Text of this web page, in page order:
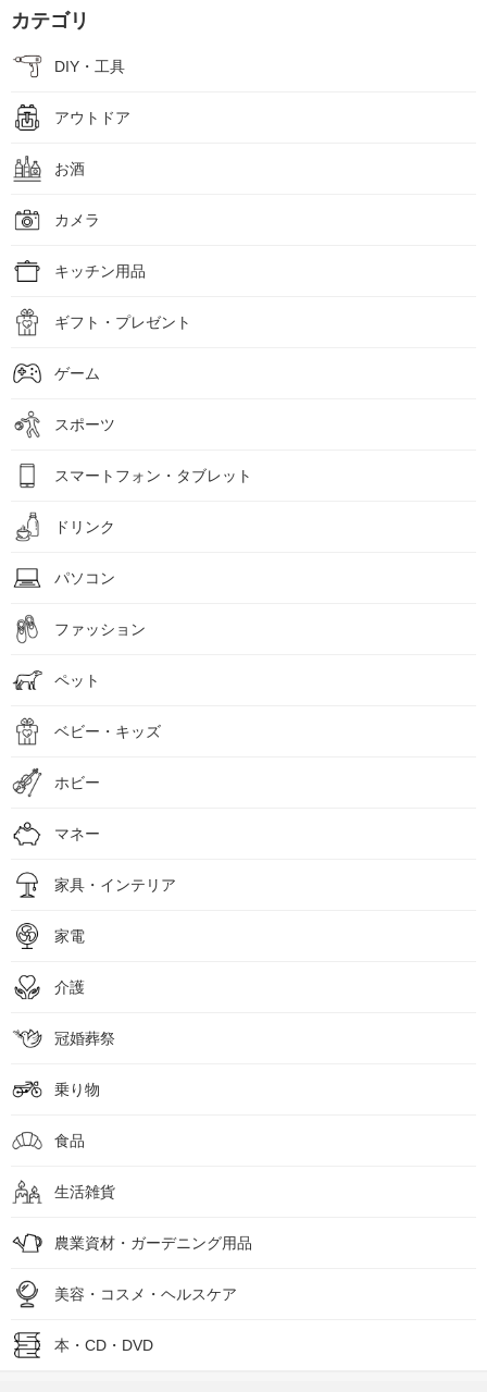
カテゴリ
DIY・工具
アウトドア
お酒
カメラ
キッチン用品
ギフト・プレゼント
ゲーム
スポーツ
スマートフォン・タブレット
ドリンク
パソコン
ファッション
ペット
ベビー・キッズ
ホビー
マネー
家具・インテリア
家電
介護
冠婚葬祭
乗り物
食品
生活雑貨
農業資材・ガーデニング用品
美容・コスメ・ヘルスケア
本・CD・DVD